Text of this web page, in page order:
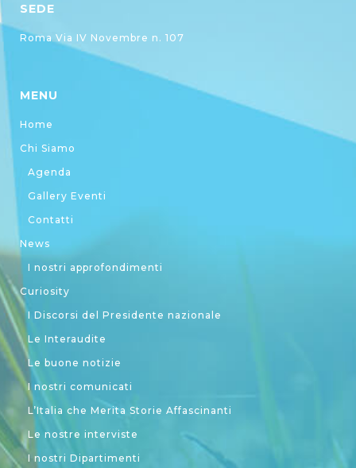
SEDE
Roma Via IV Novembre n. 107
MENU
Home
Chi Siamo
Agenda
Gallery Eventi
Contatti
News
I nostri approfondimenti
Curiosity
I Discorsi del Presidente nazionale
Le Interaudite
Le buone notizie
I nostri comunicati
L’Italia che Merita Storie Affascinanti
Le nostre interviste
I nostri Dipartimenti